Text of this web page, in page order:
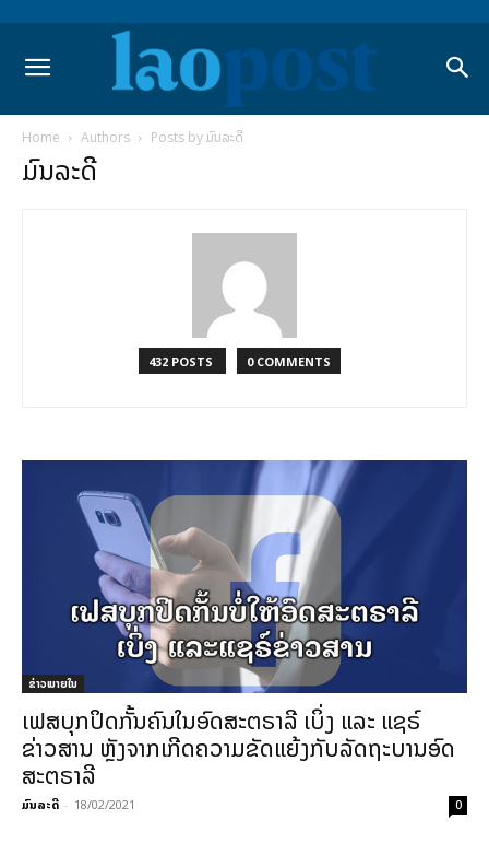
Home Authors Posts by ມົນລະດີ
ມົນລະດີ
432 POSTS 0 COMMENTS
ຂ່າວພາຍ​ໃນ
ເຟສບຸກປິດກັ້ນຄົນໃນອົດສະຕຣາລີ ເບິ່ງ ແລະ ແຊຣ໌
ຂ່າວສານ ຫຼັງຈາກເກີດຄວາມຂັດແຍ້ງກັບລັດຖະບານອົດ
ສະຕຣາລີ
ມົນລະດີ - 18/02/2021 0